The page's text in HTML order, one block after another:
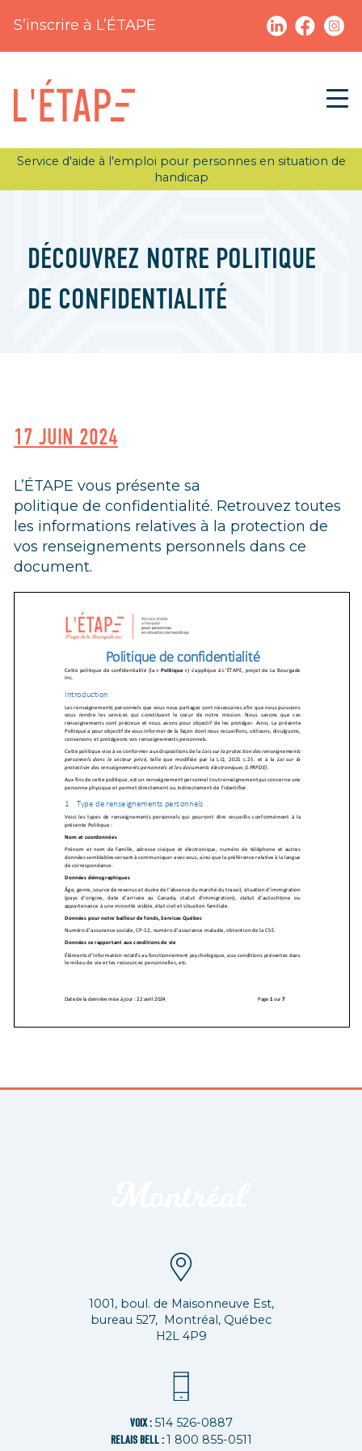
S’inscrire à L’ÉTAPE
Service d'aide à l'emploi pour personnes en situation de
handicap
DÉCOUVREZ NOTRE POLITIQUE
DE CONFIDENTIALITÉ
17 JUIN 2024
L’ÉTAPE vous présente sa
politique de confidentialité. Retrouvez toutes
les informations relatives à la protection de
vos renseignements personnels dans ce
document.
1001, boul. de Maisonneuve Est,
bureau 527, Montréal, Québec
H2L 4P9
VOIX :514 526-0887
RELAIS BELL :1 800 855-0511